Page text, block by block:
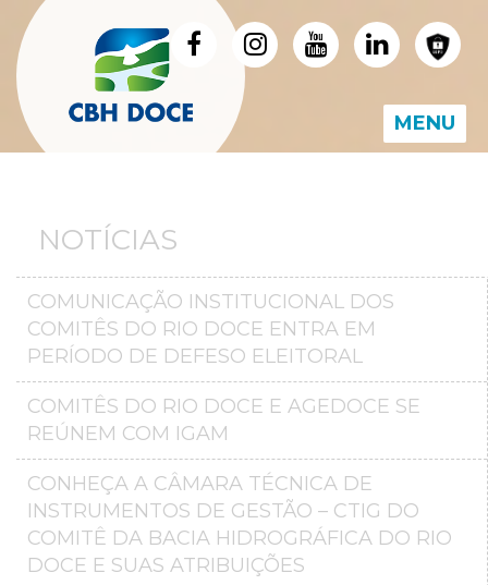
MENU
NOTÍCIAS
COMUNICAÇÃO INSTITUCIONAL DOS
COMITÊS DO RIO DOCE ENTRA EM
PERÍODO DE DEFESO ELEITORAL
COMITÊS DO RIO DOCE E AGEDOCE SE
REÚNEM COM IGAM
CONHEÇA A CÂMARA TÉCNICA DE
INSTRUMENTOS DE GESTÃO – CTIG DO
COMITÊ DA BACIA HIDROGRÁFICA DO RIO
DOCE E SUAS ATRIBUIÇÕES